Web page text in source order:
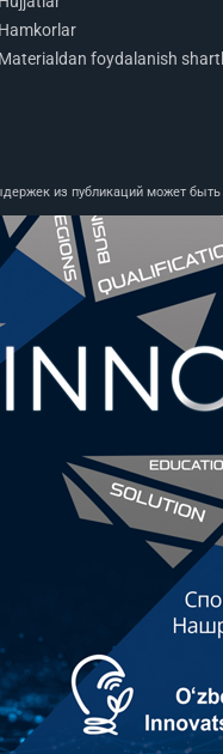
Hamkorlar
Materialdan foydalanish
из публикаций может